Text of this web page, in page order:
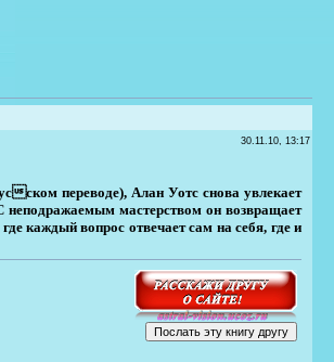
30.11.10, 13:17
ском переводе), Алан Уотс снова увлекает
неподражаемым мастерством он возвращает
каждый вопрос отвечает сам на себя, где и